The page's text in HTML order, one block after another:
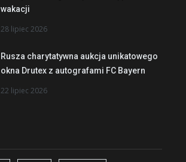
wakacji
28 lipiec 2026
Rusza charytatywna aukcja unikatowego
okna Drutex z autografami FC Bayern
22 lipiec 2026